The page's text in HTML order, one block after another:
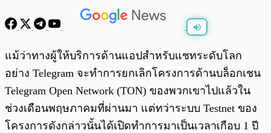
พร้อมเล่น 0:00 /
แม้ว่าทางผู้ให้บริการด้านแอปสำหรับแชทระดับโลก
อย่าง Telegram จะทำการยกเลิกโครงการด้านบล็อกเชน
Telegram Open Network (TON) ของพวกเขาไปแล้วใน
ช่วงเดือนพฤษภาคมที่ผ่านมา แต่ทว่าระบบ Testnet ของ
โครงการดังกล่าวนั้นได้เปิดทำการมาเป็นเวลาเกือบ 1 ปี